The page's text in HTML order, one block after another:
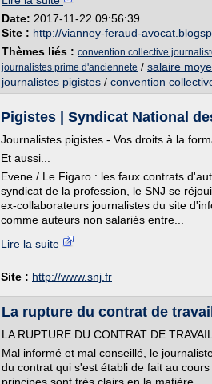
Date: 2017-11-22 09:56:39
Site : http://vianney-feraud-
Thèmes liés : convention collective
journalistes prime d'anciennete / salaire
journalistes pigistes / convention
Pigistes | Syndicat National
Journalistes pigistes - Vos droits à la
Et aussi...
Evene / Le Figaro : les faux contrats
syndicat de la profession, le SNJ se
ex-collaborateurs journalistes du site
comme auteurs non salariés entre...
Lire la suite
Site : http://www.snj.fr
La rupture du contrat de
LA RUPTURE DU CONTRAT DE
Mal informé et mal conseillé, le
du contrat qui s'est établi de fait au